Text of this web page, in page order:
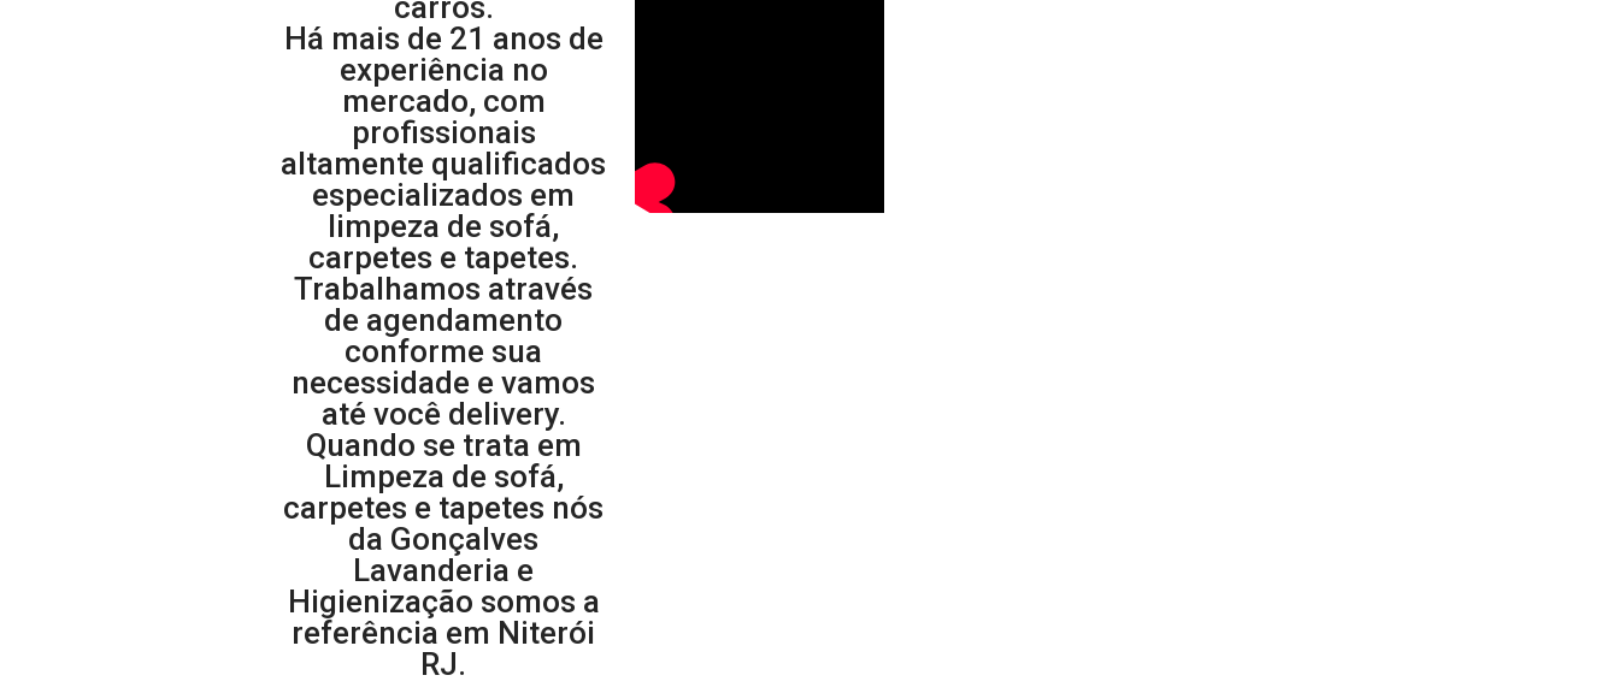
Há mais de 21 anos de
experiência no
mercado, com
profissionais
altamente qualificados
especializados em
limpeza de sofá,
carpetes e tapetes.
Trabalhamos através
de agendamento
conforme sua
necessidade e vamos
até você delivery.
Quando se trata em
Limpeza de sofá,
carpetes e tapetes nós
da Gonçalves
Lavanderia e
Higienização somos a
referência em Niterói
RJ.